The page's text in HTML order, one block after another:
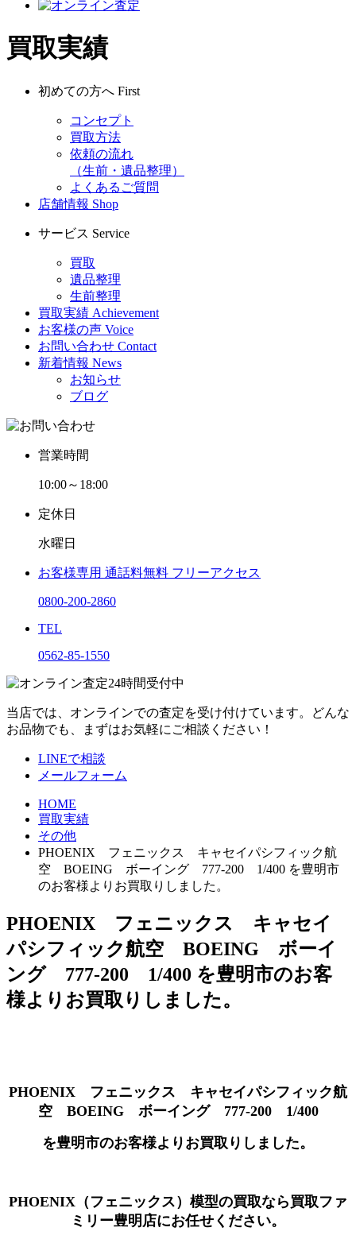
買取実績
初めての方へ First
コンセプト
買取方法
依頼の流れ
（生前・遺品整理）
よくあるご質問
店舗情報 Shop
サービス Service
買取
遺品整理
生前整理
買取実績 Achievement
お客様の声 Voice
お問い合わせ Contact
新着情報 News
お知らせ
ブログ
営業時間
10:00～18:00
定休日
水曜日
お客様専用 通話料無料 フリーアクセス
0800-200-2860
TEL
0562-85-1550
当店では、オンラインでの査定を受け付けています。どんな
お品物でも、まずはお気軽にご相談ください！
LINEで相談
メールフォーム
HOME
買取実績
その他
PHOENIX フェニックス キャセイパシフィック航
空 BOEING ボーイング 777-200 1/400 を豊明市
のお客様よりお買取りしました。
PHOENIX フェニックス キャセイ
パシフィック航空 BOEING ボーイ
ング 777-200 1/400 を豊明市のお客
様よりお買取りしました。
PHOENIX フェニックス キャセイパシフィック航
空 BOEING ボーイング 777-200 1/400
を豊明市のお客様よりお買取りしました。
PHOENIX（フェニックス）模型の買取なら買取ファ
ミリー豊明店にお任せください。